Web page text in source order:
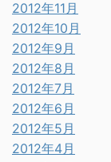
2012年11月
2012年10月
2012年9月
2012年8月
2012年7月
2012年6月
2012年5月
2012年4月